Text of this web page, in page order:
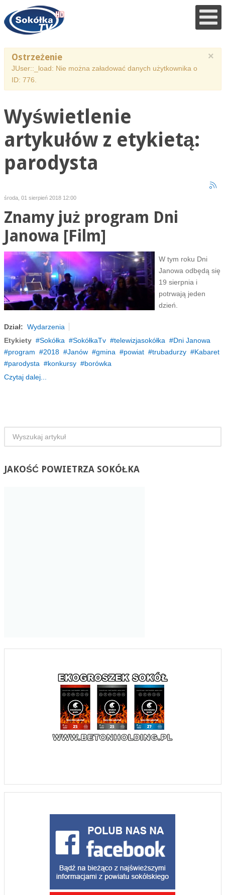
×
Ostrzeżenie
JUser::_load: Nie można załadować danych użytkownika o
ID: 776.
Wyświetlenie
artykułów z etykietą:
parodysta
środa, 01 sierpień 2018 12:00
Znamy już program Dni
Janowa [Film]
W tym roku Dni
Janowa odbędą się
19 sierpnia i
potrwają jeden
dzień.
Dział: Wydarzenia
Etykiety
Sokółka SokółkaTv telewizjasokółka
Dni Janowa
program
2018 Janów gmina powiat trubadurzy
Kabaret
parodysta
konkursy
borówka
Czytaj dalej...
JAKOŚĆPOWIETRZA SOKÓŁKA